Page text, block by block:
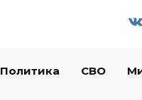
Политика СВО